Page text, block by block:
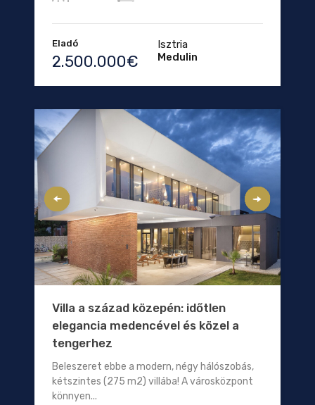
Eladó
2.500.000€
Isztria
Medulin
Villa a század közepén: időtlen
elegancia medencével és közel a
tengerhez
Beleszeret ebbe a modern, négy hálószobás,
kétszintes (275 m2) villába! A városközpont
könnyen...